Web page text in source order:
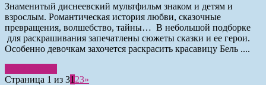
Знаменитый диснеевский мультфильм знаком и детям и
взрослым. Романтическая история любви, сказочные
превращения, волшебство, тайны… В небольшой подборке
для раскрашивания запечатлены сюжеты сказки и ее герои.
Особенно девочкам захочется раскрасить красавицу Бель ....
Страница 1 из 31 23»